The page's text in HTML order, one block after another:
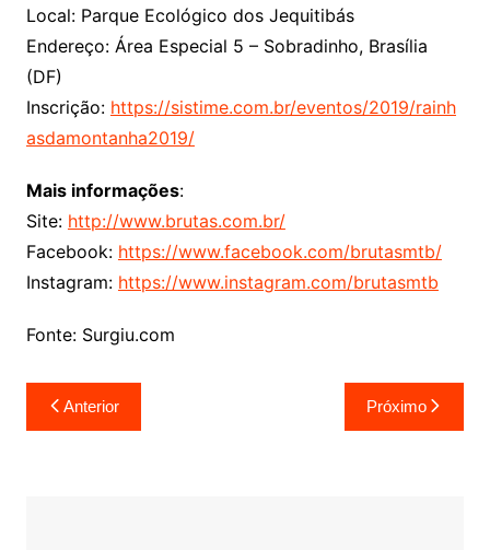
Local: Parque Ecológico dos Jequitibás
Endereço: Área Especial 5 – Sobradinho, Brasília
(DF)
Inscrição: https://sistime.com.br/eventos/2019/rainh
asdamontanha2019/
Mais informações:
Site: http://www.brutas.com.br/
Facebook: https://www.facebook.com/brutasmtb/
Instagram: https://www.instagram.com/brutasmtb
Fonte: Surgiu.com
Navegação
de
Anterior Próximo